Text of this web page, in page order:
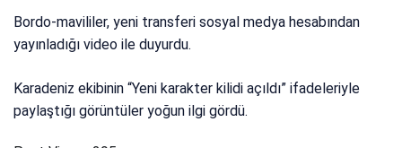
Bordo-mavililer, yeni transferi sosyal medya hesabından
yayınladığı video ile duyurdu.
Karadeniz ekibinin “Yeni karakter kilidi açıldı” ifadeleriyle
paylaştığı görüntüler yoğun ilgi gördü.